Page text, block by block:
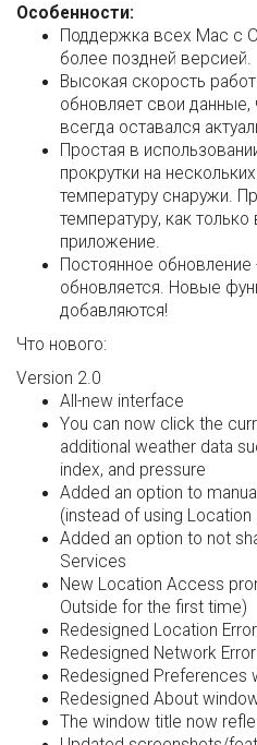
Особенности:
Поддержка всех Mac с
более поздней версией.
Высокая скорость
обновляет свои данные,
всегда оставался
Простая в
прокрутки на
температуру снаружи.
температуру, как
приложение.
Постоянное обновление
обновляется. Новые
добавляются!
Что нового:
Version 2.0
All-new interface
You can now click the
additional weather data
index, and pressure
Added an option to
(instead of using Location
Added an option to not
Services
New Location Access
Outside for the first time)
Redesigned Location
Redesigned Network
Redesigned Preferences
Redesigned About
The window title now